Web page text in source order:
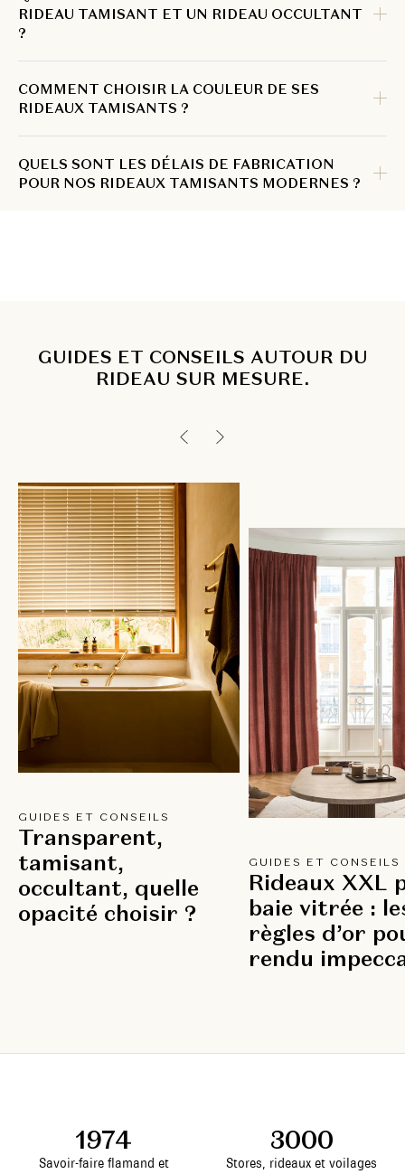
RIDEAU TAMISANT ET UN RIDEAU OCCULTANT
?
COMMENT CHOISIR LA COULEUR DE SES
RIDEAUX TAMISANTS ?
QUELS SONT LES DÉLAIS DE FABRICATION
POUR NOS RIDEAUX TAMISANTS MODERNES ?
GUIDES ET CONSEILS AUTOUR DU
RIDEAU SUR MESURE.
GUIDES ET CONSEILS
Transparent,
tamisant,
occultant, quelle
opacité choisir ?
GUIDES ET CONSEILS
Rideaux XXL
baie vitrée :
règles d’or
rendu
1974
Savoir-faire flamand et
3000
Stores, rideaux et voilages